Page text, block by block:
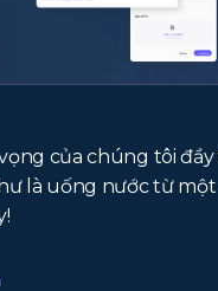
của chúng tôi
là uống nước từ một